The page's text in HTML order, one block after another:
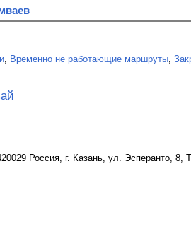
Временно не работающие маршруты
Россия, г. Казань, ул. Эсперанто, 8,